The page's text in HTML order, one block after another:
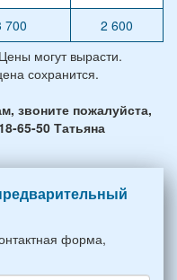
700
2 600
могут вырасти.
сохранится.
звоните пожалуйста,
65-50 Татьяна
форма,